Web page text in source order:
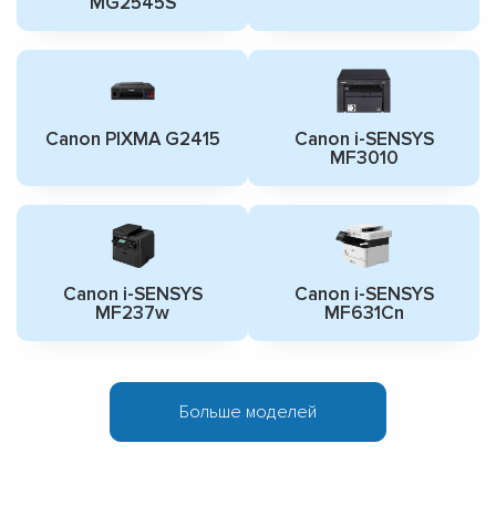
Canon PIXMA G2415
Canon i-SENSYS
MF3010
Canon i-SENSYS
MF237w
Canon i-SENSYS
MF631Cn
Больше моделей